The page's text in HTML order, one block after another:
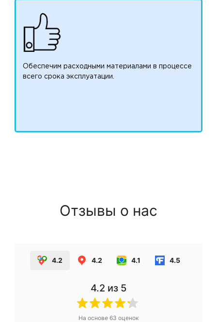
Обеспечим расходными материалами в процессе
всего срока эксплуатации.
Отзывы о нас
4.2 4.2 4.1 4.5
4.2 из 5
На основе 63 оценок